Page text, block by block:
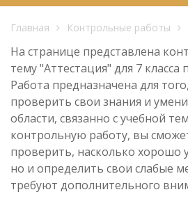
Главная Контрольные работы
На странице представлена
тему "Аттестация" для 7
Работа предназначена для
проверить свои знания и
области, связанно с учебной
контрольную работу, вы
проверить, насколько хорошо
но и определить свои слабые
требуют дополнительного